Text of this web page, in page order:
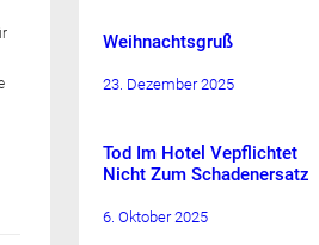
Weihnachtsgruß
23. Dezember 2025
Tod Im Hotel Vepflichtet
Nicht Zum Schadenersatz
6. Oktober 2025